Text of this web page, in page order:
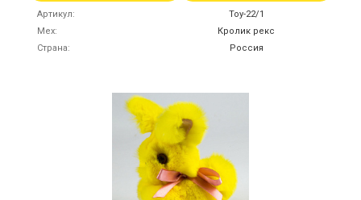
Артикул
Toy-22/1
Мех
Кролик рекс
Страна
Россия